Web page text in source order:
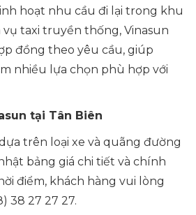
hoạt nhu cầu đi lại trong khu
vụ taxi truyền thống, Vinasun
đồng theo yêu cầu, giúp
nhiều lựa chọn phù hợp với
tại Tân Biên
trên loại xe và quãng đường
bảng giá chi tiết và chính
điểm, khách hàng vui lòng
38 27 27 27.